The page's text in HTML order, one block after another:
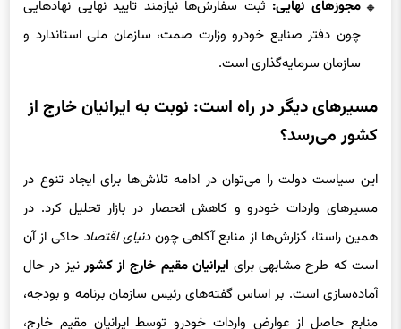
مجوزهای نهایی: ثبت سفارش‌ها نیازمند تایید نهایی نهادهایی
چون دفتر صنایع خودرو وزارت صمت، سازمان ملی استاندارد و
سازمان سرمایه‌گذاری است.
مسیرهای دیگر در راه است: نوبت به ایرانیان خارج از
کشور می‌رسد؟
این سیاست دولت را می‌توان در ادامه تلاش‌ها برای ایجاد تنوع در
مسیرهای واردات خودرو و کاهش انحصار در بازار تحلیل کرد. در
همین راستا، گزارش‌ها از منابع آگاهی چوندنیای اقتصاد حاکی از آن
است که طرح مشابهی برای ایرانیان مقیم خارج از کشور نیز در حال
آماده‌سازی است. بر اساس گفته‌های رئیس سازمان برنامه و بودجه،
منابع حاصل از عوارض واردات خودرو توسط ایرانیان مقیم خارج،